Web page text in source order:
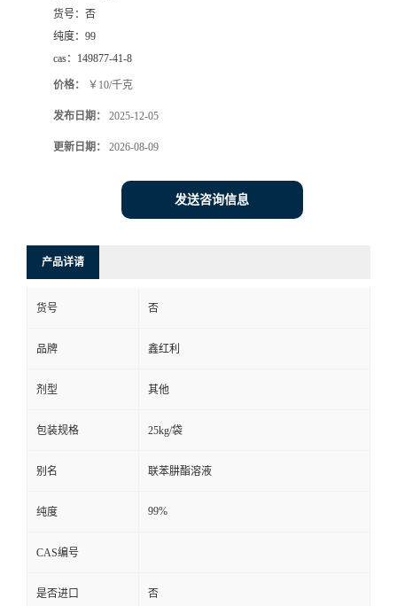
货号： 否
纯度： 99
cas： 149877-41-8
价格： ￥10/千克
发布日期： 2025-12-05
更新日期： 2026-08-09
发送咨询信息
产品详请
货号 否
品牌 鑫红利
剂型 其他
包装规格 25kg/袋
别名 联苯肼酯溶液
纯度 99%
CAS编号
是否进口 否